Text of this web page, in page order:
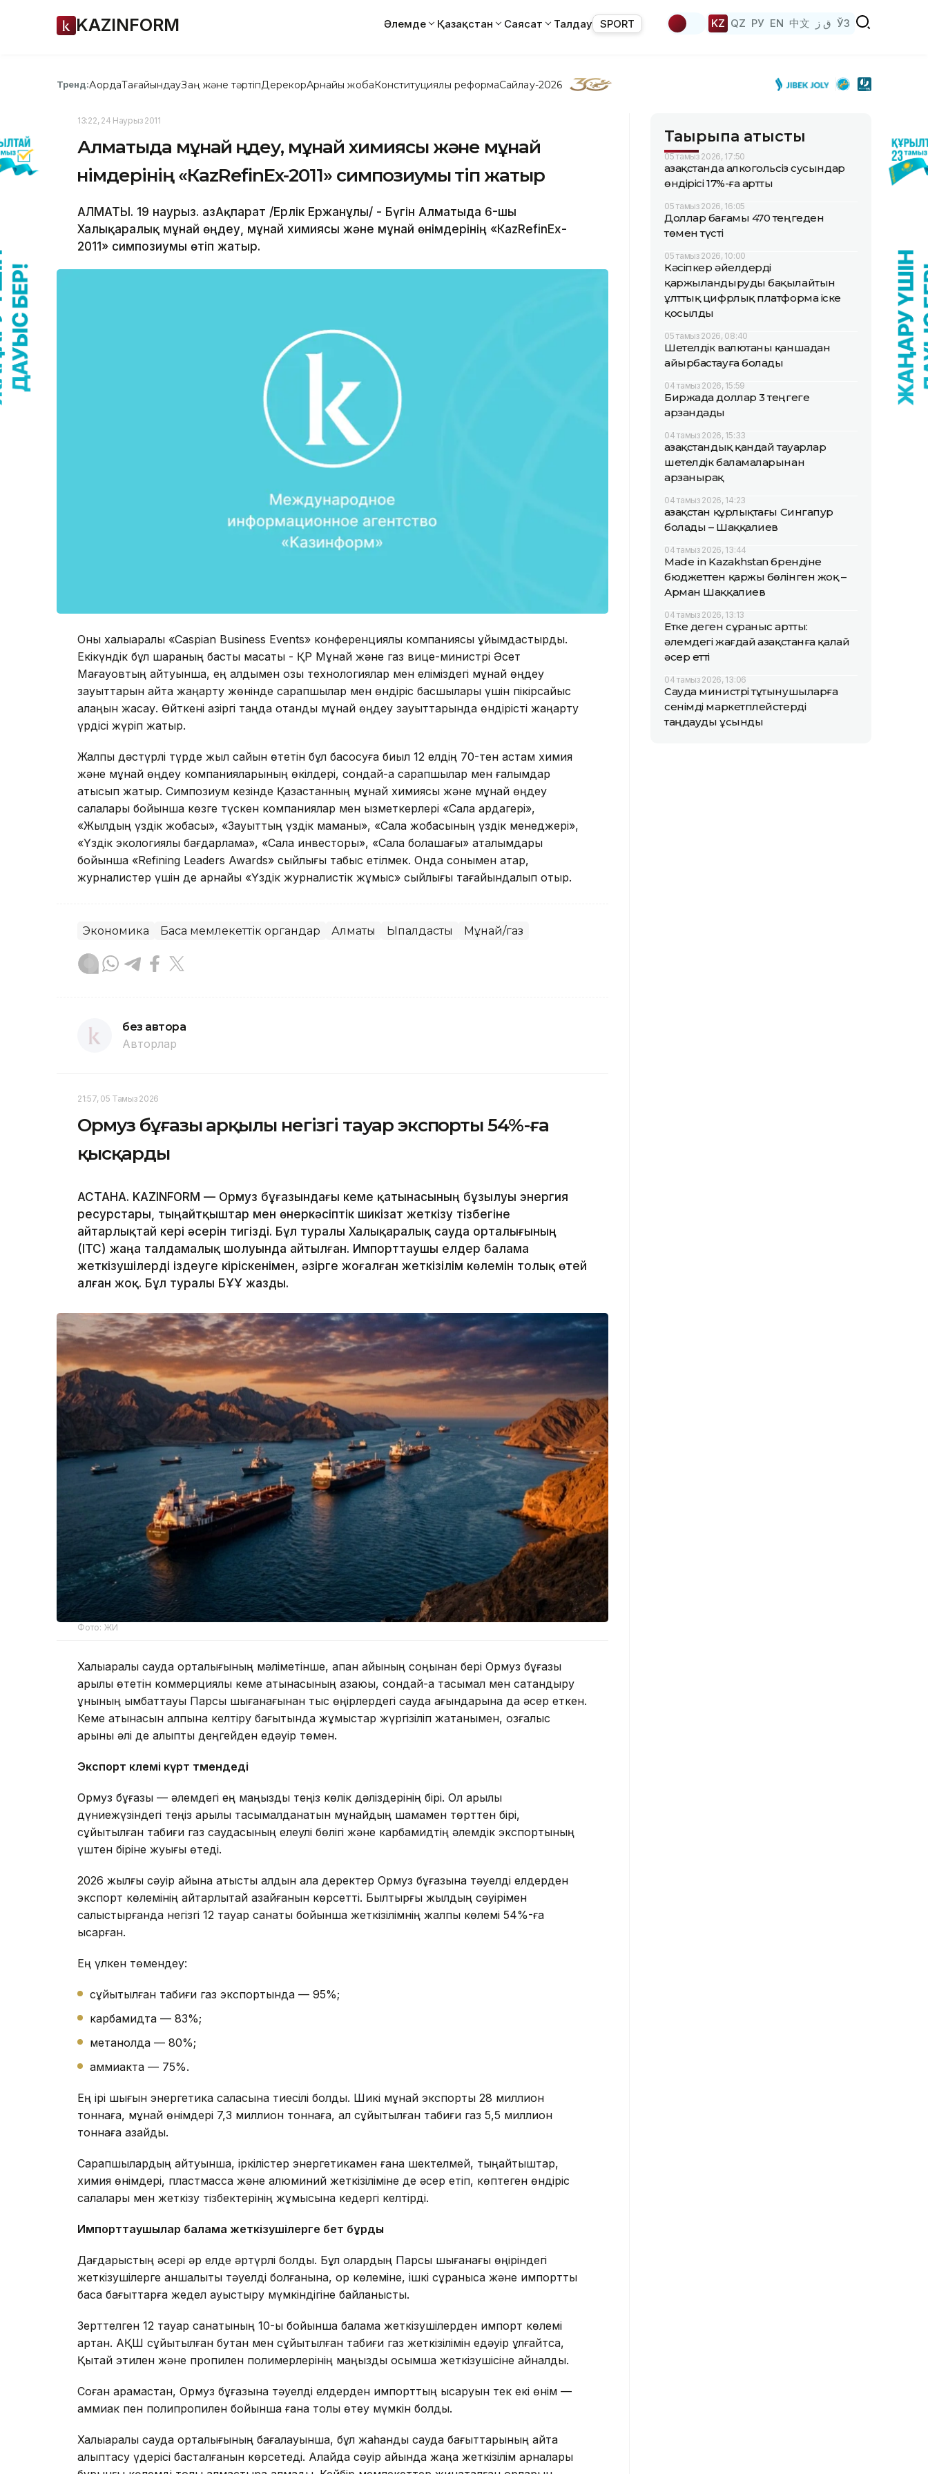
KAZINFORM Әлемде Қазақстан Саясат Талдау SPORT KZ QZ РУ EN 中文 ق ز ЎЗ
Тренд:АқордаТағайындауЗаң және тәртіпДерекқорАрнайы жобаКонституциялық реформаСайлау-2026
13:22, 24 Наурыз 2011
Алматыда мұнай өңдеу, мұнай химиясы және мұнай
өнімдерінің «КazRefinEx-2011» симпозиумы өтіп жатыр
АЛМАТЫ. 19 наурыз. ҚазАқпарат /Ерлік Ержанұлы/ - Бүгін Алматыда 6-шы
Халықаралық мұнай өңдеу, мұнай химиясы және мұнай өнімдерінің «КazRefinEx-
2011» симпозиумы өтіп жатыр.
Оны халықаралық «Cаspian Business Events» конференциялық компаниясы ұйымдастырды.
Екікүндік бұл шараның басты мақсаты - ҚР Мұнай және газ вице-министрі Әсет
Мағауовтың айтуынша, ең алдымен озық технологиялар мен еліміздегі мұнай өңдеу
зауыттарын қайта жаңарту жөнінде сарапшылар мен өндіріс басшылары үшін пікірсайыс
алаңын жасау. Өйткені қазіргі таңда отандық мұнай өңдеу зауыттарында өндірісті жаңарту
үрдісі жүріп жатыр.
Жалпы дәстүрлі түрде жыл сайын өтетін бұл басқосуға биыл 12 елдің 70-тен астам химия
және мұнай өңдеу компанияларының өкілдері, сондай-ақ сарапшылар мен ғалымдар
қатысып жатыр. Симпозиум кезінде Қазақстанның мұнай химиясы және мұнай өңдеу
салалары бойынша көзге түскен компаниялар мен қызметкерлері «Сала ардагері»,
«Жылдың үздік жобасы», «Зауыттың үздік маманы», «Сала жобасының үздік менеджері»,
«Үздік экологиялық бағдарлама», «Сала инвесторы», «Сала болашағы» аталымдары
бойынша «Refining Leaders Awards» сыйлығы табыс етілмек. Онда сонымен қатар,
журналистер үшін де арнайы «Үздік журналистік жұмыс» сыйлығы тағайындалып отыр.
Экономика Басқа мемлекеттік органдар Алматы Ықпалдастық Мұнай/газ
без автора
Авторлар
21:57, 05 Тамыз 2026
Ормуз бұғазы арқылы негізгі тауар экспорты 54%-ға
қысқарды
АСТАНА. KAZINFORM — Ормуз бұғазындағы кеме қатынасының бұзылуы энергия
ресурстары, тыңайтқыштар мен өнеркәсіптік шикізат жеткізу тізбегіне
айтарлықтай кері әсерін тигізді. Бұл туралы Халықаралық сауда орталығының
(ITC) жаңа талдамалық шолуында айтылған. Импорттаушы елдер балама
жеткізушілерді іздеуге кіріскенімен, әзірге жоғалған жеткізілім көлемін толық өтей
алған жоқ. Бұл туралы БҰҰ жазды.
Фото: ЖИ
Халықаралық сауда орталығының мәліметінше, ақпан айының соңынан бері Ормуз бұғазы
арқылы өтетін коммерциялық кеме қатынасының азаюы, сондай-ақ тасымал мен сақтандыру
құнының қымбаттауы Парсы шығанағынан тыс өңірлердегі сауда ағындарына да әсер еткен.
Кеме қатынасын қалпына келтіру бағытында жұмыстар жүргізіліп жатқанымен, қозғалыс
қарқыны әлі де қалыпты деңгейден едәуір төмен.
Экспорт көлемі күрт төмендеді
Ормуз бұғазы — әлемдегі ең маңызды теңіз көлік дәліздерінің бірі. Ол арқылы
дүниежүзіндегі теңіз арқылы тасымалданатын мұнайдың шамамен төрттен бірі,
сұйытылған табиғи газ саудасының елеулі бөлігі және карбамидтің әлемдік экспортының
үштен біріне жуығы өтеді.
2026 жылғы сәуір айына қатысты алдын ала деректер Ормуз бұғазына тәуелді елдерден
экспорт көлемінің айтарлықтай азайғанын көрсетті. Былтырғы жылдың сәуірімен
салыстырғанда негізгі 12 тауар санаты бойынша жеткізілімнің жалпы көлемі 54%-ға
қысқарған.
Ең үлкен төмендеу:
сұйытылған табиғи газ экспортында — 95%;
карбамидта — 83%;
метанолда — 80%;
аммиакта — 75%.
Ең ірі шығын энергетика саласына тиесілі болды. Шикі мұнай экспорты 28 миллион
тоннаға, мұнай өнімдері 7,3 миллион тоннаға, ал сұйытылған табиғи газ 5,5 миллион
тоннаға азайды.
Сарапшылардың айтуынша, іркілістер энергетикамен ғана шектелмей, тыңайтқыштар,
химия өнімдері, пластмасса және алюминий жеткізіліміне де әсер етіп, көптеген өндіріс
салалары мен жеткізу тізбектерінің жұмысына кедергі келтірді.
Импорттаушылар балама жеткізушілерге бет бұрды
Дағдарыстың әсері әр елде әртүрлі болды. Бұл олардың Парсы шығанағы өңіріндегі
жеткізушілерге қаншалықты тәуелді болғанына, қор көлеміне, ішкі сұранысқа және импортты
басқа бағыттарға жедел ауыстыру мүмкіндігіне байланысты.
Зерттелген 12 тауар санатының 10-ы бойынша балама жеткізушілерден импорт көлемі
артқан. АҚШ сұйытылған бутан мен сұйытылған табиғи газ жеткізілімін едәуір ұлғайтса,
Қытай этилен және пропилен полимерлерінің маңызды қосымша жеткізушісіне айналды.
Соған қарамастан, Ормуз бұғазына тәуелді елдерден импорттың қысқаруын тек екі өнім —
аммиак пен полипропилен бойынша ғана толық өтеу мүмкін болды.
Халықаралық сауда орталығының бағалауынша, бұл жаһандық сауда бағыттарының қайта
қалыптасу үдерісі басталғанын көрсетеді. Алайда сәуір айында жаңа жеткізілім арналары
Тақырыпқа қатысты
05 тамыз 2026, 17:50
Қазақстанда алкогольсіз сусындар
өндірісі 17%-ға артты
05 тамыз 2026, 16:05
Доллар бағамы 470 теңгеден
төмен түсті
05 тамыз 2026, 10:00
Кәсіпкер әйелдерді
қаржыландыруды бақылайтын
ұлттық цифрлық платформа іске
қосылды
05 тамыз 2026, 08:40
Шетелдік валютаны қаншадан
айырбастауға болады
04 тамыз 2026, 15:59
Биржада доллар 3 теңгеге
арзандады
04 тамыз 2026, 15:33
Қазақстандық қандай тауарлар
шетелдік баламаларынан
арзанырақ
04 тамыз 2026, 14:23
Қазақстан құрлықтағы Сингапур
болады – Шаққалиев
04 тамыз 2026, 13:44
Made in Kazakhstan брендіне
бюджеттен қаржы бөлінген жоқ –
Арман Шаққалиев
04 тамыз 2026, 13:13
Етке деген сұраныс артты:
әлемдегі жағдай Қазақстанға қалай
әсер етті
04 тамыз 2026, 13:06
Сауда министрі тұтынушыларға
сенімді маркетплейстерді
таңдауды ұсынды